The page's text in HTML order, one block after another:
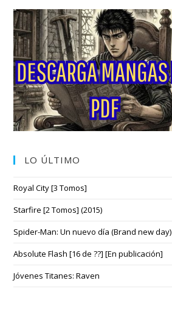
LO ÚLTIMO
Royal City [3 Tomos]
Starfire [2 Tomos] (2015)
Spider-Man: Un nuevo día (Brand new day)
Absolute Flash [16 de ??] [En publicación]
Jóvenes Titanes: Raven